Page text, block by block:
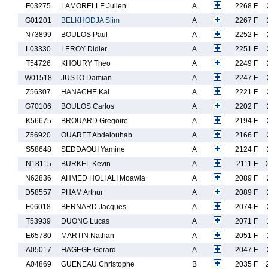
F03275
LAMORELLE Julien A 2268 F
G01201
BELKHODJA Slim A 2267 F
N73899
BOULOS Paul A 2252 F
L03330
LEROY Didier A 2251 F
T54726
KHOURY Theo A 2249 F
W01518
JUSTO Damian A 2247 F
Z56307
HANACHE Kai A 2221 F
G70106
BOULOS Carlos A 2202 F
K56675
BROUARD Gregoire A 2194 F
Z56920
OUARET Abdelouhab A 2166 F
S58648
SEDDAOUI Yamine A 2124 F
N18115
BURKEL Kevin A 2111 F
N62836
AHMED HOLI ALI Moawia A 2089 F
D58557
PHAM Arthur A 2089 F
F06018
BERNARD Jacques A 2074 F
T53939
DUONG Lucas A 2071 F
E65780
MARTIN Nathan A 2051 F
A05017
HAGEGE Gerard A 2047 F
A04869
GUENEAU Christophe B 2035 F